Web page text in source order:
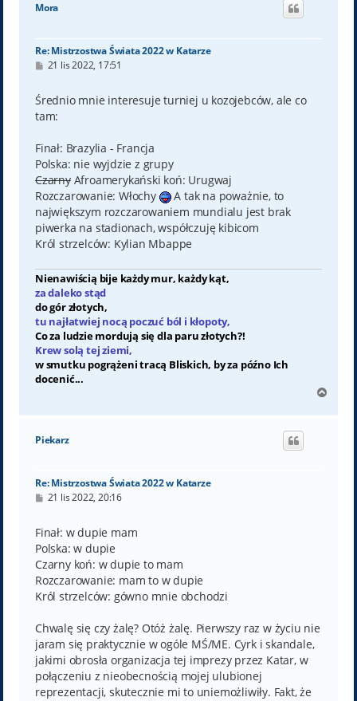
Mora
Re: Mistrzostwa Świata 2022 w Katarze
P
t
21 lis 2022, 17:51
Średnio mnie interesuje turniej u kozojebców, ale co
tam:
Finał: Brazylia - Francja
Polska: nie wyjdzie z grupy
CzarnyAfroamerykański koń: Urugwaj
Rozczarowanie: Włochy
A tak na poważnie, to
największym rozczarowaniem mundialu jest brak
piwerka na stadionach, współczuję kibicom
Król strzelców: Kylian Mbappe
Nienawiścią bije każdy mur, każdy kąt,
za daleko stąd
do gór złotych,
tu najłatwiej nocą poczuć ból i kłopoty,
Co za ludzie mordują się dla paru złotych?!
Krew solą tej ziemi,
w smutku pogrążeni tracą Bliskich, by za późno Ich
docenić...
g
Piekarz
Re: Mistrzostwa Świata 2022 w Katarze
P
t
21 lis 2022, 20:16
Finał: w dupie mam
Polska: w dupie
Czarny koń: w dupie to mam
Rozczarowanie: mam to w dupie
Król strzelców: gówno mnie obchodzi
Chwalę się czy żalę? Otóż żalę. Pierwszy raz w życiu nie
jaram się praktycznie w ogóle MŚ/ME. Cyrk i skandale,
jakimi obrosła organizacja tej imprezy przez Katar, w
połączeniu z nieobecnością mojej ulubionej
reprezentacji, skutecznie mi to uniemożliwiły. Fakt, że